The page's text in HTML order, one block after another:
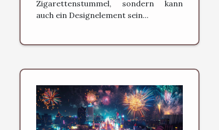
Zigarettenstummel, sondern kann
auch ein Designelement sein...